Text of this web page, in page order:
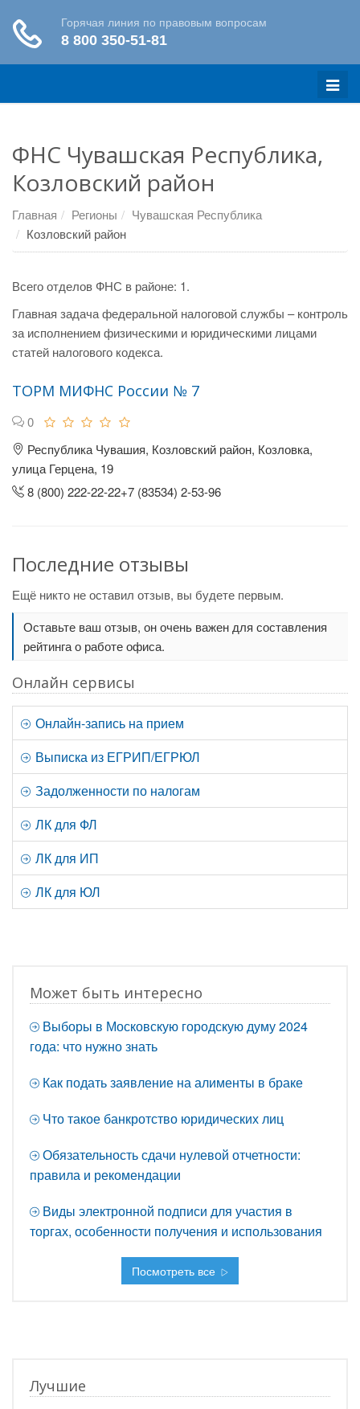
Меню
ФНС Чувашская Республика,
Козловский район
Главная Регионы
Чувашская Республика
Козловский район
Всего отделов ФНС в районе: 1.
Главная задача федеральной налоговой службы – контроль
за исполнением физическими и юридическими лицами
статей налогового кодекса.
ТОРМ МИФНС России № 7
0
Республика Чувашия, Козловский район, Козловка,
улица Герцена, 19
8 (800) 222-22-22+7 (83534) 2-53-96
Последние отзывы
Ещё никто не оставил отзыв, вы будете первым.
Оставьте ваш отзыв, он очень важен для составления
рейтинга о работе офиса.
Онлайн сервисы
Онлайн-запись на прием
Выписка из ЕГРИП/ЕГРЮЛ
Задолженности по налогам
ЛК для ФЛ
ЛК для ИП
ЛК для ЮЛ
Может быть интересно
Выборы в Московскую городскую думу 2024
года: что нужно знать
Как подать заявление на алименты в браке
Что такое банкротство юридических лиц
Обязательность сдачи нулевой отчетности:
правила и рекомендации
Виды электронной подписи для участия в
торгах, особенности получения и использования
Посмотреть все
Лучшие